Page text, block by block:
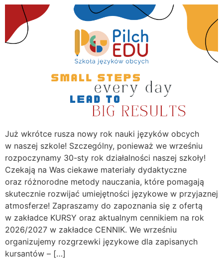
Już wkrótce rusza nowy rok nauki języków obcych
w naszej szkole! Szczególny, ponieważ we wrześniu
rozpoczynamy 30-sty rok działalności naszej szkoły!
Czekają na Was ciekawe materiały dydaktyczne
oraz różnorodne metody nauczania, które pomagają
skutecznie rozwijać umiejętności językowe w przyjaznej
atmosferze! Zapraszamy do zapoznania się z ofertą
w zakładce KURSY oraz aktualnym cennikiem na rok
2026/2027 w zakładce CENNIK. We wrześniu
organizujemy rozgrzewki językowe dla zapisanych
kursantów – […]